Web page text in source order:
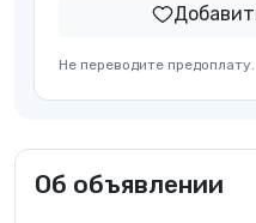
Не переводите предоплату.
Об объявлении